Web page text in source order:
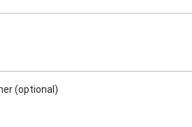
(optional)